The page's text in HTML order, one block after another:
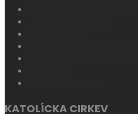
KATOLÍCKA CIRKEV